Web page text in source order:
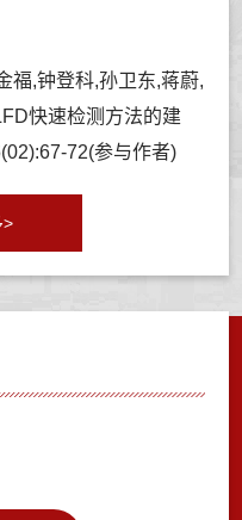
福,钟登科,孙卫东,蒋蔚,
快速检测方法的建
72(参与作者)
>